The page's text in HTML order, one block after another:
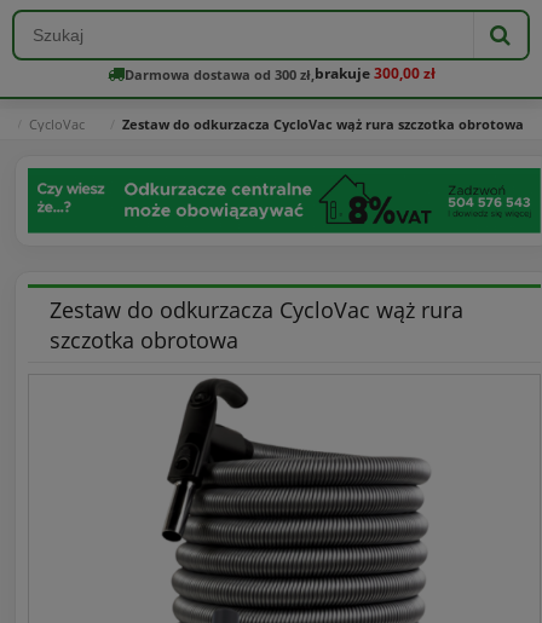
Darmowa dostawa od 300 zł, brakuje300,00 zł
CycloVac Zestaw do odkurzacza CycloVac wąż rura szczotka obrotowa
Zestaw do odkurzacza CycloVac wąż rura
szczotka obrotowa